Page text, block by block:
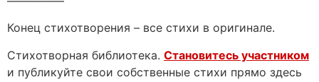
Конец стихотворения – все стихи в оригинале.
Стихотворная библиотека. Становитесь участником
и публикуйте свои собственные стихи прямо здесь